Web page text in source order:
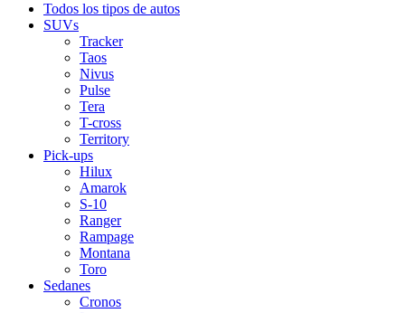
Todos los tipos de autos
SUVs
Tracker
Taos
Nivus
Pulse
Tera
T-cross
Territory
Pick-ups
Hilux
Amarok
S-10
Ranger
Rampage
Montana
Toro
Sedanes
Cronos